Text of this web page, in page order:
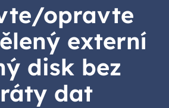
opravte
externí
disk bez
dat